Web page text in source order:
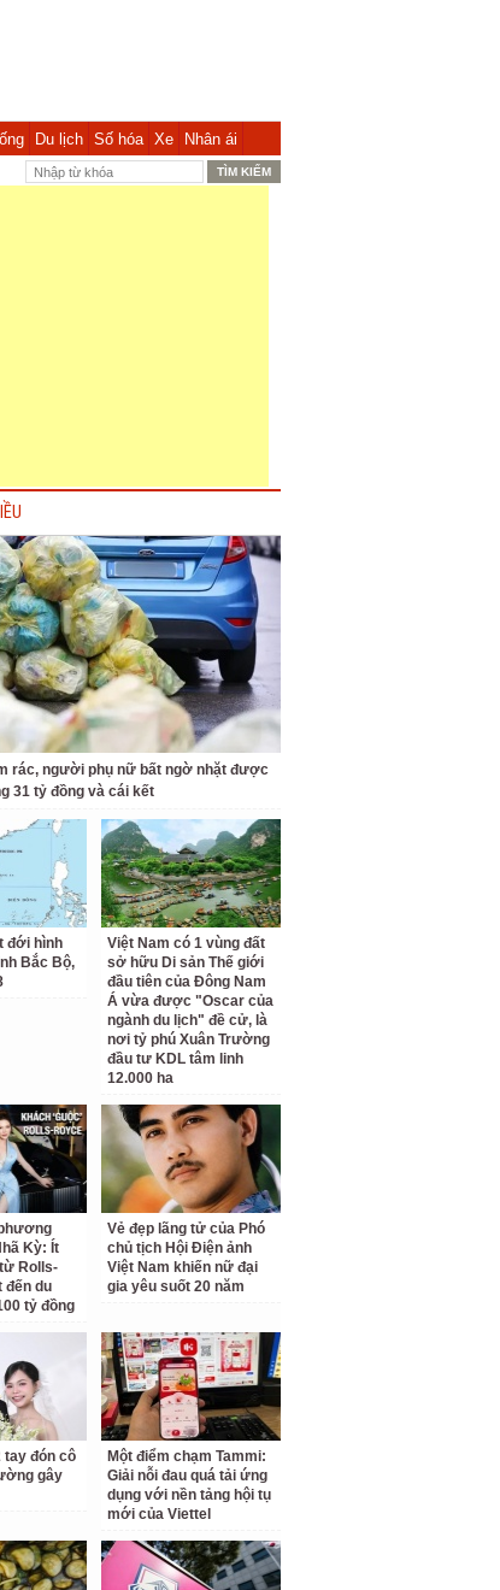
Du lịch Số hóa Xe Nhân ái
rác, người phụ nữ bất ngờ nhặt được
31 tỷ đồng và cái kết
đới hình
Bắc Bộ,
Việt Nam có 1 vùng đất
sở hữu Di sản Thế giới
đầu tiên của Đông Nam
Á vừa được "Oscar của
ngành du lịch" đề cử, là
nơi tỷ phú Xuân Trường
đầu tư KDL tâm linh
12.000 ha
Kỳ: Ít
Rolls-
đến du
tỷ đồng
Vẻ đẹp lãng tử của Phó
chủ tịch Hội Điện ảnh
Việt Nam khiến nữ đại
gia yêu suốt 20 năm
tay đón cô
gây
Một điểm chạm Tammi:
Giải nỗi đau quá tải ứng
dụng với nền tảng hội tụ
mới của Viettel